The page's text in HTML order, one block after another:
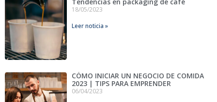
18/05/2023
Leer noticia »
CÓMO INICIAR UN NEGOCIO DE COMIDA
2023 | TIPS PARA EMPRENDER
06/04/2023